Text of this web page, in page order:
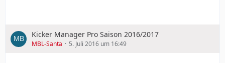
Kicker Manager Pro Saison 2016/2017
MBL-Santa 5. Juli 2016 um 16:49